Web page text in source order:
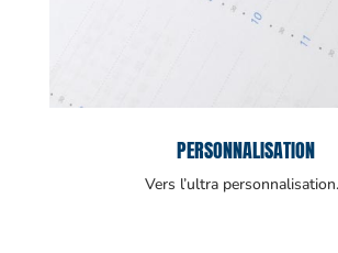
PERSONNALISATION
Vers l’ultra